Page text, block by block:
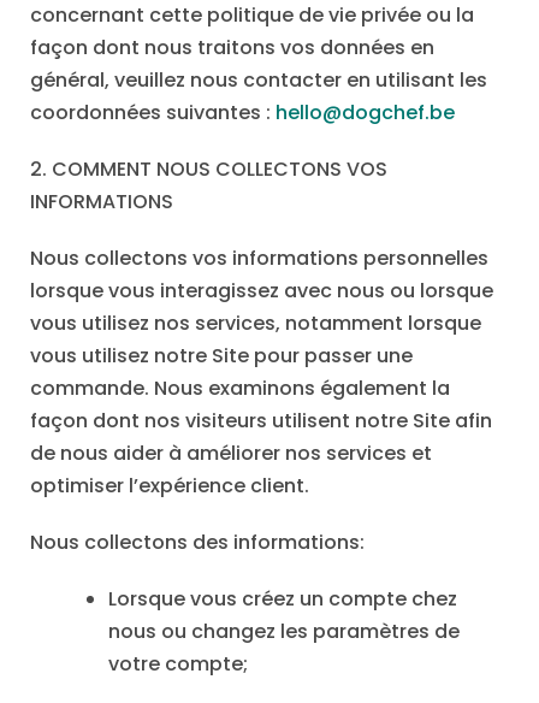
concernant cette politique de vie privée ou la
façon dont nous traitons vos données en
général, veuillez nous contacter en utilisant les
coordonnées suivantes : hello@dogchef.be
2. COMMENT NOUS COLLECTONS VOS
INFORMATIONS
Nous collectons vos informations personnelles
lorsque vous interagissez avec nous ou lorsque
vous utilisez nos services, notamment lorsque
vous utilisez notre Site pour passer une
commande. Nous examinons également la
façon dont nos visiteurs utilisent notre Site afin
de nous aider à améliorer nos services et
optimiser l’expérience client.
Nous collectons des informations:
Lorsque vous créez un compte chez
nous ou changez les paramètres de
votre compte;